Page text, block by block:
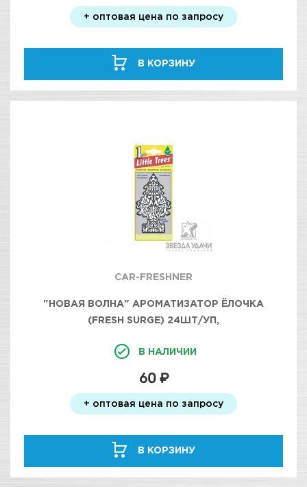
+ оптовая цена по запросу
В КОРЗИНУ
CAR-FRESHNER
"НОВАЯ ВОЛНА" АРОМАТИЗАТОР ЁЛОЧКА
(FRESH SURGE) 24ШТ/УП,
В НАЛИЧИИ
60 ₽
+ оптовая цена по запросу
В КОРЗИНУ